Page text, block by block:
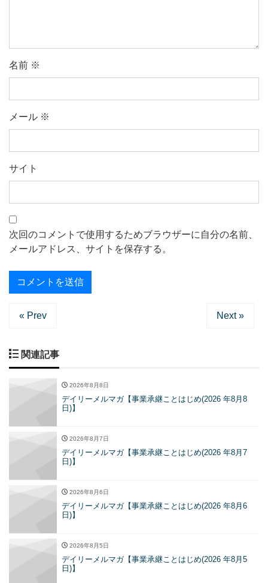
名前 ※
メール ※
サイト
次回のコメントで使用するためブラウザーに自分の名前、
メールアドレス、サイトを保存する。
« Prev Next »
関連記事
2026年8月8日
デイリーメルマガ【事業承継ことはじめ(2026 年8月8
日)】
2026年8月7日
デイリーメルマガ【事業承継ことはじめ(2026 年8月7
日)】
2026年8月6日
デイリーメルマガ【事業承継ことはじめ(2026 年8月6
日)】
2026年8月5日
デイリーメルマガ【事業承継ことはじめ(2026 年8月5
日)】